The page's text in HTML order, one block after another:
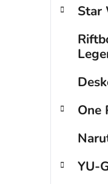
i
Star
One
YU-